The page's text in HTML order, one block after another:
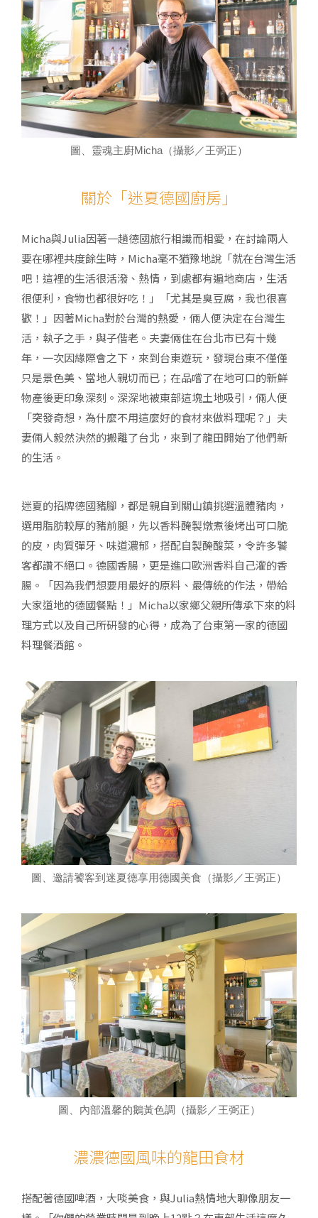
圖、靈魂主廚Micha（攝影／王弼正）
關於「迷夏德國廚房」
Micha與Julia因著一趟德國旅行相識而相愛，在討論兩人
要在哪裡共度餘生時，Micha毫不猶豫地說「就在台灣生活
吧！這裡的生活很活潑、熱情，到處都有遍地商店，生活
很便利，食物也都很好吃！」「尤其是臭豆腐，我也很喜
歡！」因著Micha對於台灣的熱愛，倆人便決定在台灣生
活，執子之手，與子偕老。夫妻倆住在台北市已有十幾
年，一次因緣際會之下，來到台東遊玩，發現台東不僅僅
只是景色美、當地人親切而已；在品嚐了在地可口的新鮮
物產後更印象深刻。深深地被東部這塊土地吸引，倆人便
「突發奇想，為什麼不用這麼好的食材來做料理呢？」夫
妻倆人毅然決然的搬離了台北，來到了龍田開始了他們新
的生活。
迷夏的招牌德國豬腳，都是親自到關山鎮挑選溫體豬肉，
選用脂肪較厚的豬前腿， 先以香料醃製燉煮後烤出可口脆
的皮，肉質彈牙、味道濃郁，搭配自製醃酸菜，令許多饕
客都讚不絕口。德國香腸，更是進口歐洲香料自己灌的香
腸。「因為我們想要用最好的原料、最傳統的作法，帶給
大家道地的德國餐點！」Micha以家鄉父親所傳承下來的料
理方式以及自己所研發的心得，成為了台東第一家的德國
料理餐酒館。
圖、邀請饕客到迷夏德享用德國美食（攝影／王弼正）
圖、內部溫馨的鵝黃色調（攝影／王弼正）
濃濃德國風味的龍田食材
搭配著德國啤酒，大啖美食，與Julia熱情地大聊像朋友一